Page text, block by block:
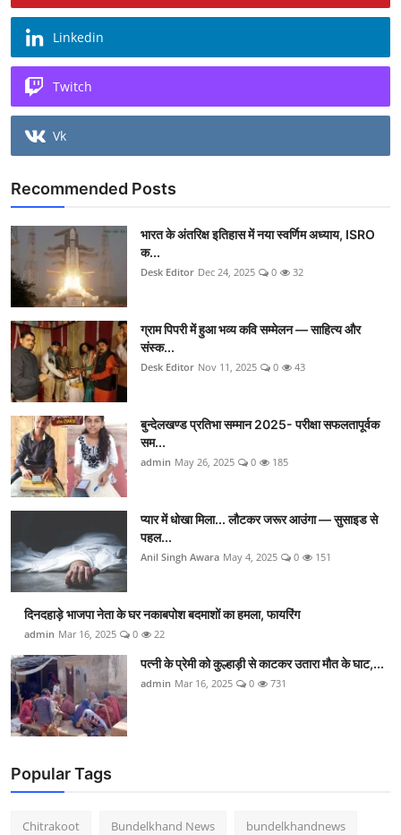
Linkedin
Twitch
Vk
Recommended Posts
भारत के अंतरिक्ष इतिहास में नया स्वर्णिम अध्याय, ISRO
क...
Desk Editor Dec 24, 2025 0 32
ग्राम पिपरी में हुआ भव्य कवि सम्मेलन — साहित्य और
संस्क...
Desk Editor Nov 11, 2025 0 43
बुन्देलखण्ड प्रतिभा सम्मान 2025- परीक्षा सफलतापूर्वक
सम...
admin May 26, 2025 0 185
प्यार में धोखा मिला... लौटकर जरूर आउंगा — सुसाइड से
पहल...
Anil Singh Awara May 4, 2025 0 151
दिनदहाड़े भाजपा नेता के घर नकाबपोश बदमाशों का हमला, फायरिंग
admin Mar 16, 2025 0 22
पत्नी के प्रेमी को कुल्हाड़ी से काटकर उतारा मौत के घाट,...
admin Mar 16, 2025 0 731
Popular Tags
Chitrakoot Bundelkhand News bundelkhandnews